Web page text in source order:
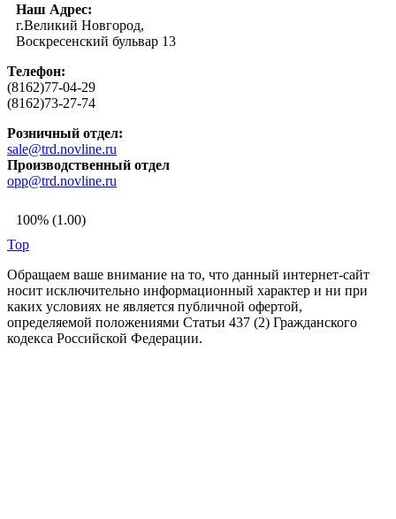
Наш Адрес:
г.Великий Новгород,
Воскресенский бульвар 13
Телефон:
(8162)77-04-29
(8162)73-27-74
Розничный отдел:
sale@trd.novline.ru
Производственный отдел
opp@trd.novline.ru
100% (1.00)
Top
Обращаем ваше внимание на то, что данный интернет-сайт
носит исключительно информационный характер и ни при
каких условиях не является публичной офертой,
определяемой положениями Статьи 437 (2) Гражданского
кодекса Российской Федерации.